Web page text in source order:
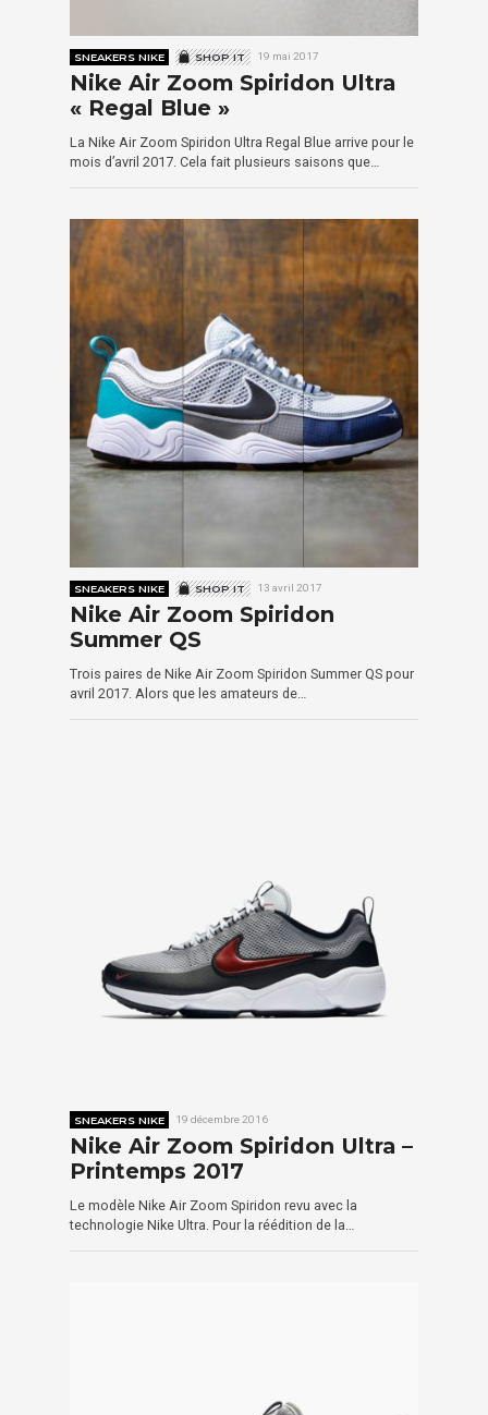
SNEAKERS NIKE SHOP IT 19 mai 2017
Nike Air Zoom Spiridon Ultra
« Regal Blue »
La Nike Air Zoom Spiridon Ultra Regal Blue arrive pour le
mois d’avril 2017. Cela fait plusieurs saisons que…
SNEAKERS NIKE SHOP IT 13 avril 2017
Nike Air Zoom Spiridon
Summer QS
Trois paires de Nike Air Zoom Spiridon Summer QS pour
avril 2017. Alors que les amateurs de…
SNEAKERS NIKE 19 décembre 2016
Nike Air Zoom Spiridon Ultra –
Printemps 2017
Le modèle Nike Air Zoom Spiridon revu avec la
technologie Nike Ultra. Pour la réédition de la…